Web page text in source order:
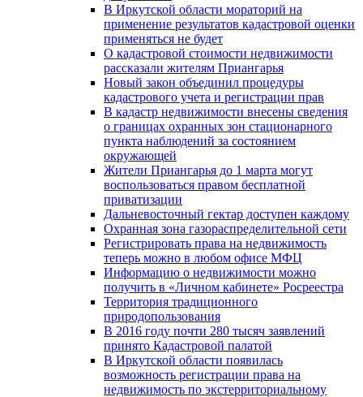
В Иркутской области мораторий на
применение результатов кадастровой оценки
применяться не будет
О кадастровой стоимости недвижимости
рассказали жителям Приангарья
Новый закон объединил процедуры
кадастрового учета и регистрации прав
В кадастр недвижимости внесены сведения
о границах охранных зон стационарного
пункта наблюдений за состоянием
окружающей
Жители Приангарья до 1 марта могут
воспользоваться правом бесплатной
приватизации
Дальневосточный гектар доступен каждому
Охранная зона газораспределительной сети
Регистрировать права на недвижимость
теперь можно в любом офисе МФЦ
Информацию о недвижимости можно
получить в «Личном кабинете» Росреестра
Территория традиционного
природопользования
В 2016 году почти 280 тысяч заявлений
принято Кадастровой палатой
В Иркутской области появилась
возможность регистрации права на
недвижимость по экстерриториальному